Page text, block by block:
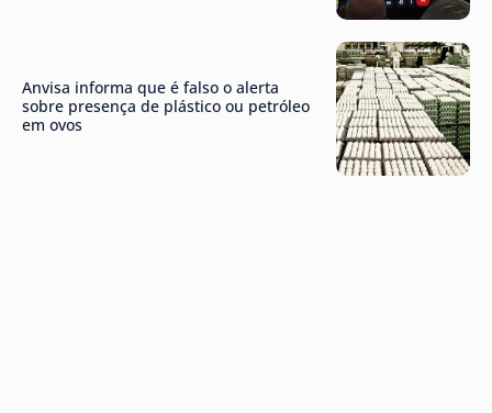
Anvisa informa que é falso o alerta
sobre presença de plástico ou petróleo
em ovos